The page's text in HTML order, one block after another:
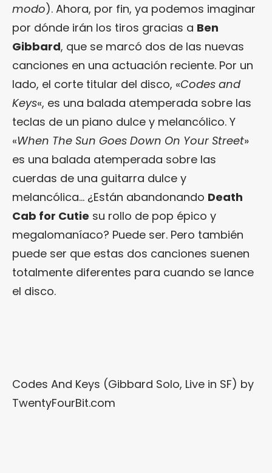
modo). Ahora, por fin, ya podemos imaginar
por dónde irán los tiros gracias a Ben
Gibbard, que se marcó dos de las nuevas
canciones en una actuación reciente. Por un
lado, el corte titular del disco, «Codes and
Keys«, es una balada atemperada sobre las
teclas de un piano dulce y melancólico. Y
«When The Sun Goes Down On Your Street»
es una balada atemperada sobre las
cuerdas de una guitarra dulce y
melancólica… ¿Están abandonando Death
Cab for Cutie su rollo de pop épico y
megalomaníaco? Puede ser. Pero también
puede ser que estas dos canciones suenen
totalmente diferentes para cuando se lance
el disco.
Codes And Keys (Gibbard Solo, Live in SF) by
TwentyFourBit.com